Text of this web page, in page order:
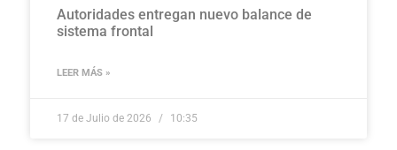
Autoridades entregan nuevo balance de
sistema frontal
LEER MÁS »
17 de Julio de 2026 10:35